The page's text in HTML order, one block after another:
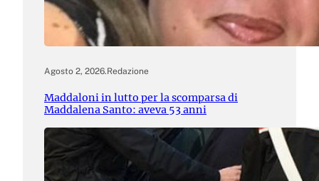
Agosto 2, 2026.Redazione
Maddaloni in lutto per la scomparsa di
Maddalena Santo: aveva 53 anni